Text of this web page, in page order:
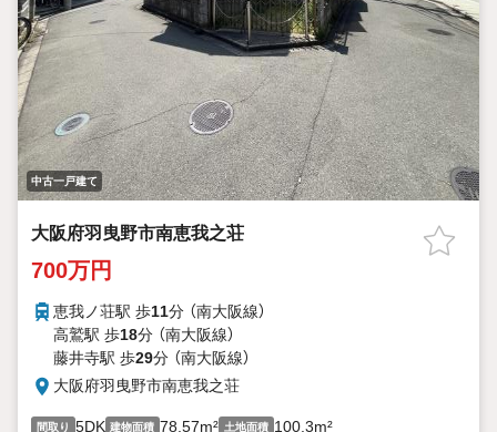
中古一戸建て
大阪府羽曳野市南恵我之荘
700万円
恵我ノ荘駅 歩11分 （南大阪線）
高鷲駅 歩18分 （南大阪線）
藤井寺駅 歩29分 （南大阪線）
大阪府羽曳野市南恵我之荘
間取り 5DK 建物面積 78.57m² 土地面積 100.3m²